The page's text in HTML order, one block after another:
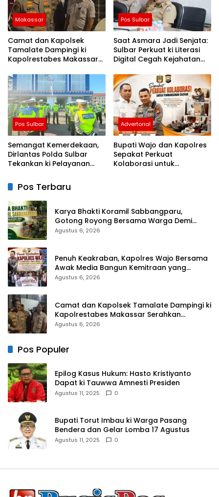
Makassar
Camat dan Kapolsek
Tamalate Dampingi ki
Kapolrestabes Makassar
Sembako di Bontoduri
Pos Sulbar
Saat Asmara Jadi Senjata:
Sulbar Perkuat ki Literasi
Digital Cegah Kejahatan
Pos Sulbar
Semangat Kemerdekaan,
Dirlantas Polda Sulbar
Tekankan ki Pelayanan
Menyentuh Hati
Advertorial
Bupati Wajo dan Kapolres
Sepakat Perkuat
Kolaborasi untuk
Pos Terbaru
Karya Bhakti Koramil Sabbangparu,
Gotong Royong Bersama Warga Demi
Kemudahan Petani
Agustus 6, 2026
Penuh Keakraban, Kapolres Wajo Bersama
Awak Media Bangun Kemitraan yang
Harmonis
Agustus 6, 2026
Camat dan Kapolsek Tamalate Dampingi ki
Kapolrestabes Makassar Serahkan
Bantuan Sembako di Bontoduri
Agustus 6, 2026
Pos Populer
Epilog Kasus Hukum: Hasto Kristiyanto
Dapat ki Tauwwa Amnesti Presiden
Agustus 11, 2025 0
Bupati Torut Imbau ki Warga Pasang
Bendera dan Gelar Lomba 17 Agustus
Agustus 11, 2025 0